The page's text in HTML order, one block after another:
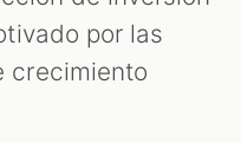
por las
crecimiento